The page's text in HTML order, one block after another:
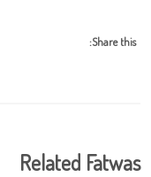
Share this:
Related Fatwas